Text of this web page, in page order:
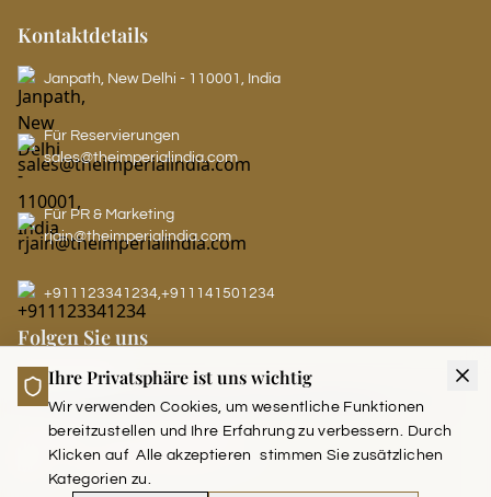
Kontaktdetails
Janpath, New Delhi - 110001, India
Für Reservierungen
sales@theimperialindia.com
Für PR & Marketing
rjain@theimperialindia.com
+911123341234,+911141501234
Folgen Sie uns
LEADERS CLUB - THE IMPERIAL
Ihre Privatsphäre ist uns wichtig
Wir verwenden Cookies, um wesentliche Funktionen
bereitzustellen und Ihre Erfahrung zu verbessern. Durch
Klicken auf Alle akzeptieren
stimmen Sie zusätzlichen
Kategorien zu.